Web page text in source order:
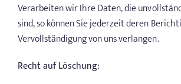
Verarbeiten wir Ihre Daten, die
sind, so können Sie jederzeit deren
Vervollständigung von uns verlangen.
Recht auf Löschung: